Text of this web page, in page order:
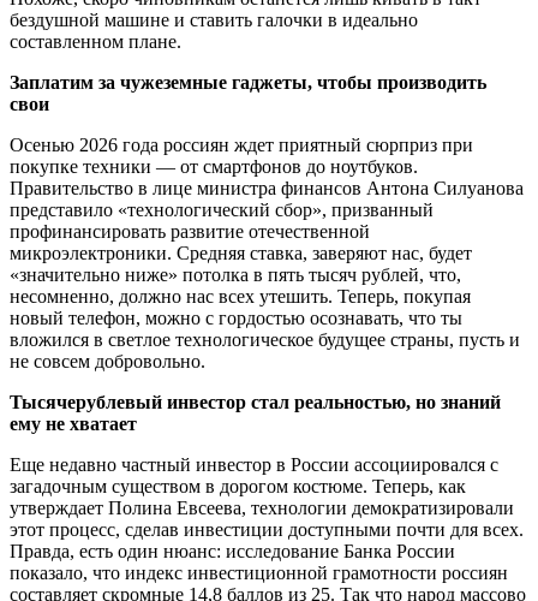
бездушной машине и ставить галочки в идеально
составленном плане.
Заплатим за чужеземные гаджеты, чтобы производить
свои
Осенью 2026 года россиян ждет приятный сюрприз при
покупке техники — от смартфонов до ноутбуков.
Правительство в лице министра финансов Антона Силуанова
представило «технологический сбор», призванный
профинансировать развитие отечественной
микроэлектроники. Средняя ставка, заверяют нас, будет
«значительно ниже» потолка в пять тысяч рублей, что,
несомненно, должно нас всех утешить. Теперь, покупая
новый телефон, можно с гордостью осознавать, что ты
вложился в светлое технологическое будущее страны, пусть и
не совсем добровольно.
Тысячерублевый инвестор стал реальностью, но знаний
ему не хватает
Еще недавно частный инвестор в России ассоциировался с
загадочным существом в дорогом костюме. Теперь, как
утверждает Полина Евсеева, технологии демократизировали
этот процесс, сделав инвестиции доступными почти для всех.
Правда, есть один нюанс: исследование Банка России
показало, что индекс инвестиционной грамотности россиян
составляет скромные 14,8 баллов из 25. Так что народ массово